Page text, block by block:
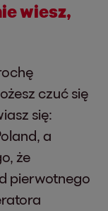
wiesz,
czuć się
się:
a
że
pierwotnego